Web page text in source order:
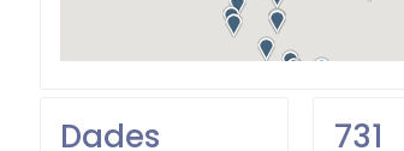
Dades
731